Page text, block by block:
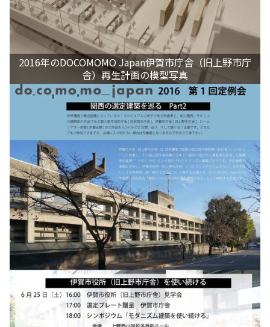
2016年のDOCOMOMO Japan伊賀市庁舎（旧上野市庁
舎）再生計画の模型写真